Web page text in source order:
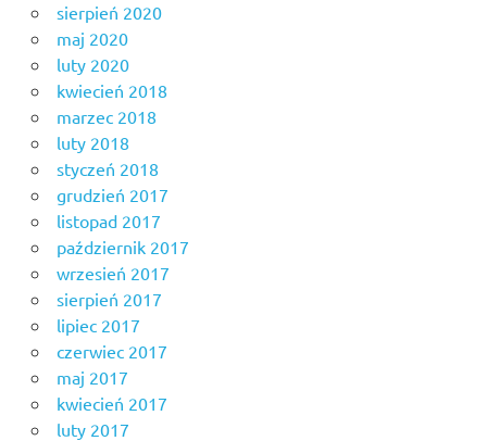
sierpień 2020
maj 2020
luty 2020
kwiecień 2018
marzec 2018
luty 2018
styczeń 2018
grudzień 2017
listopad 2017
październik 2017
wrzesień 2017
sierpień 2017
lipiec 2017
czerwiec 2017
maj 2017
kwiecień 2017
luty 2017